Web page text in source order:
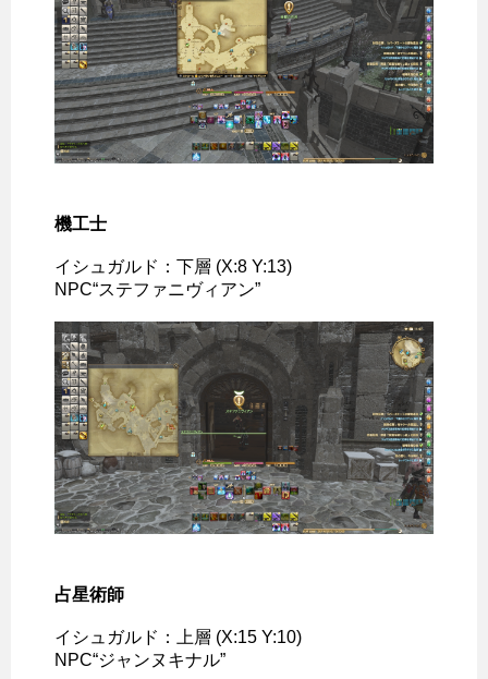
機工士
イシュガルド：下層 (X:8 Y:13)
NPC“ステファニヴィアン”
占星術師
イシュガルド：上層 (X:15 Y:10)
NPC“ジャンヌキナル”